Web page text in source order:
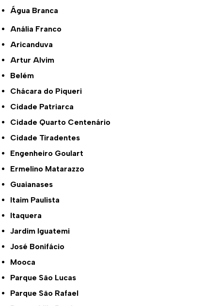
Água Branca
Anália Franco
Aricanduva
Artur Alvim
Belém
Chácara do Piqueri
Cidade Patriarca
Cidade Quarto Centenário
Cidade Tiradentes
Engenheiro Goulart
Ermelino Matarazzo
Guaianases
Itaim Paulista
Itaquera
Jardim Iguatemi
José Bonifácio
Mooca
Parque São Lucas
Parque São Rafael